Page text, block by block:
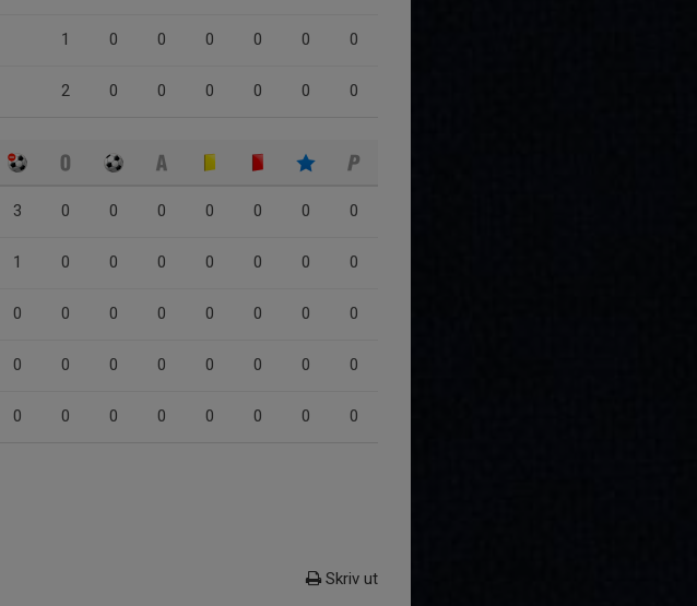
1 0 0 0 0 0 0
2 0 0 0 0 0 0
3 0 0 0 0 0 0 0
1 0 0 0 0 0 0 0
0 0 0 0 0 0 0 0
0 0 0 0 0 0 0 0
0 0 0 0 0 0 0 0
Skriv ut